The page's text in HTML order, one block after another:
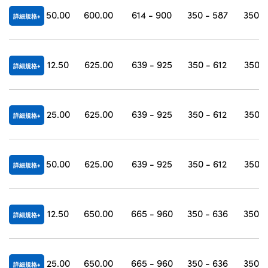
詳細規格 50.00 600.00 614 - 900 350 - 587 350
詳細規格 12.50 625.00 639 - 925 350 - 612 350
詳細規格 25.00 625.00 639 - 925 350 - 612 350
詳細規格 50.00 625.00 639 - 925 350 - 612 350
詳細規格 12.50 650.00 665 - 960 350 - 636 350
詳細規格 25.00 650.00 665 - 960 350 - 636 350